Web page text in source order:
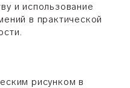
и использование
в практической
рисунком в